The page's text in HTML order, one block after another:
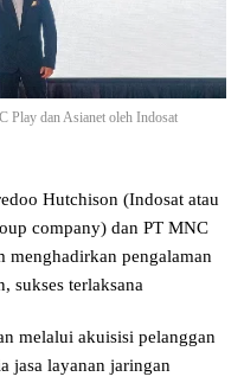
Play dan Asianet oleh Indosat
Hutchison (Indosat atau
company) dan PT MNC
menghadirkan pengalaman
sukses terlaksana
melalui akuisisi pelanggan
jasa layanan jaringan